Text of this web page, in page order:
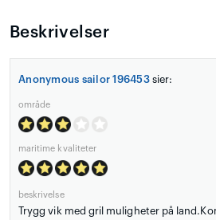
Beskrivelser
Anonymous sailor 196453sier:
område
maritime kvaliteter
beskrivelse
Trygg vik med gril muligheter på